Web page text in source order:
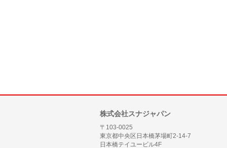
株式会社スナジャパン
〒103-0025
東京都中央区日本橋茅場町2-14-7
日本橋テイユービル4F